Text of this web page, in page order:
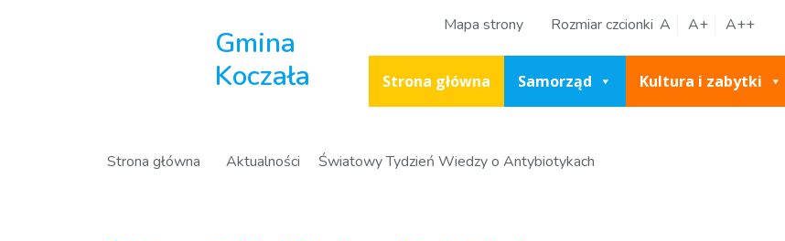
Gmina
Koczała
Mapa strony Rozmiar czcionki A A+ A++
Strona główna Samorząd Kultura i zabytki
Strona główna Aktualności Światowy Tydzień Wiedzy o Antybiotykach